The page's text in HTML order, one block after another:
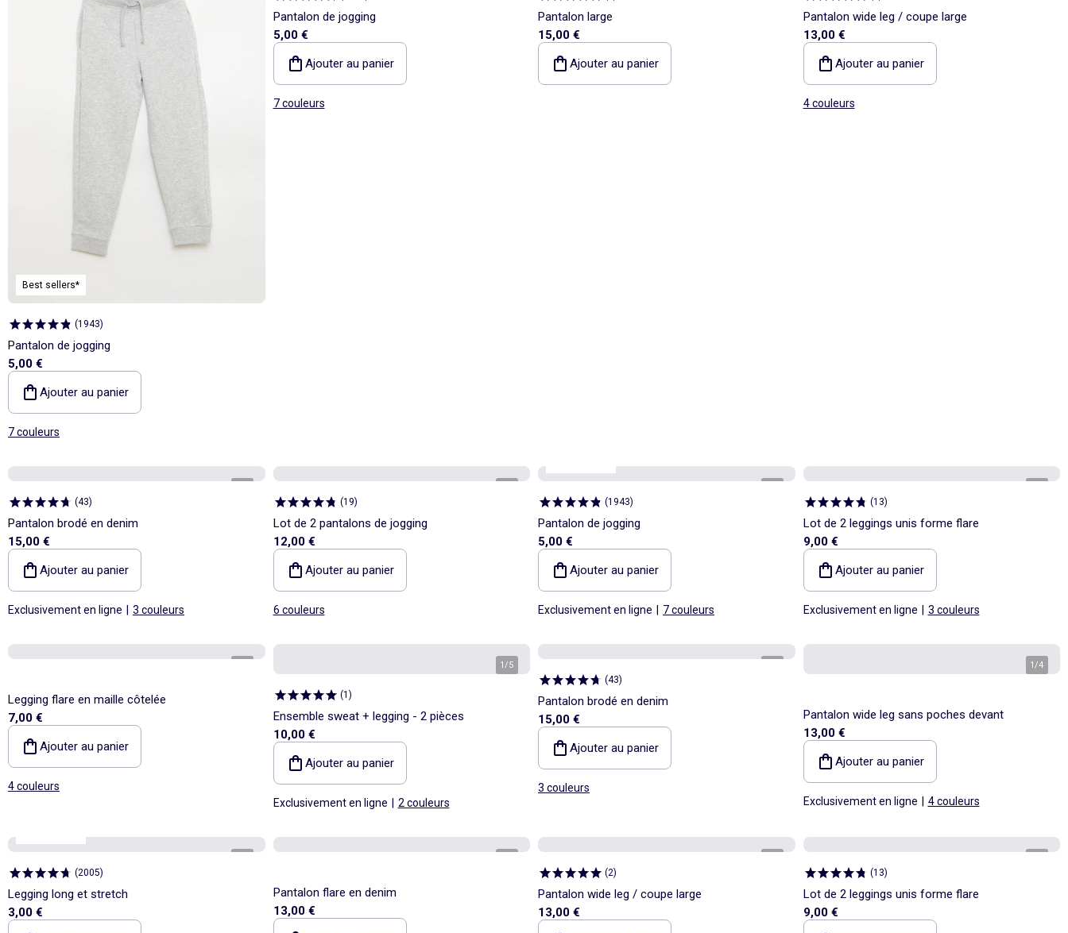
Best sellers*
(1943)
Pantalon de jogging
5,00 €
Ajouter au panier
7 couleurs
Pantalon de jogging
5,00 €
Ajouter au panier
7 couleurs
Pantalon large
15,00 €
Ajouter au panier
Pantalon wide leg / coupe large
13,00 €
Ajouter au panier
4 couleurs
(43)
Pantalon brodé en denim
15,00 €
Ajouter au panier
Exclusivement en ligne 3 couleurs
(19)
Lot de 2 pantalons de jogging
12,00 €
Ajouter au panier
6 couleurs
(1943)
Pantalon de jogging
5,00 €
Ajouter au panier
Exclusivement en ligne 7 couleurs
(13)
Lot de 2 leggings unis forme flare
9,00 €
Ajouter au panier
Exclusivement en ligne 3 couleurs
Legging flare en maille côtelée
7,00 €
Ajouter au panier
4 couleurs
1/5
(1 )
Ensemble sweat + legging - 2 pièces
10,00 €
Ajouter au panier
Exclusivement en ligne 2 couleurs
(43)
Pantalon brodé en denim
15,00 €
Ajouter au panier
3 couleurs
1/4
Pantalon wide leg sans poches devant
13,00 €
Ajouter au panier
Exclusivement en ligne 4 couleurs
(2005)
Legging long et stretch
3,00 €
Pantalon flare en denim
13,00 €
(2)
Pantalon wide leg / coupe large
13,00 €
(13)
Lot de 2 leggings unis forme flare
9,00 €